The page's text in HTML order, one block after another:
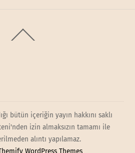
To
bütün içeriğin yayın hakkını saklı
izin almaksızın tamamı ile
alıntı yapılamaz.